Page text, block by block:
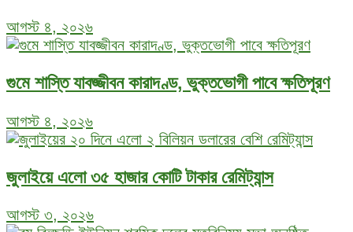
আগস্ট ৪, ২০২৬
গুমে শাস্তি যাবজ্জীবন কারাদণ্ড, ভুক্তভোগী পাবে ক্ষতিপূরণ
আগস্ট ৪, ২০২৬
জুলাইয়ে এলো ৩৫ হাজার কোটি টাকার রেমিট্যান্স
আগস্ট ৩, ২০২৬